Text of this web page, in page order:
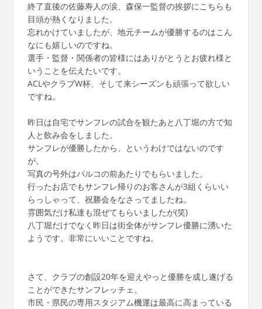
終了直後の佐藤寿人の涙、森保一監督の挨拶にこちらも
目頭が熱くなりました。
忘れかけていましたが、地元チームが優勝するのはこん
なにも嬉しいのですね。
選手・監督・関係者の皆様にはありがとうとお疲れ様と
いうことを伝えたいです。
ACLやクラブW杯、そして来シーズンも頑張って欲しい
ですね。
昨日は自宅でサンフレの試合を観たあと八丁堀の方で知
人と飲み会をしました。
サンフレが優勝したから、というわけではないのです
が。
写真の号外はパルコの前あたりでもらいました。
行ったお店でもサンフレ帰りのお客さんが3組くらいい
らっしゃって、祝勝会をなさってましたね。
雰囲気だけ私達も混ぜてもらいましたが(笑)
八丁堀だけでなく昨日は街全体がサンフレ優勝に湧いた
ようです。非常にいいことですね。
さて、クラブの創設20年を迎えやっと優勝を成し遂げる
ことができたサンフレッチェ。
市民・県民の専用スタジアム機運は最高に高まっている